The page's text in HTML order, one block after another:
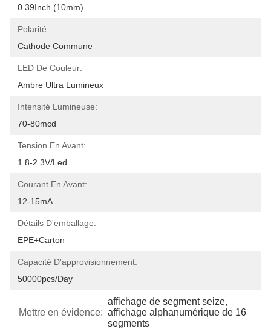
0.39Inch (10mm)
Polarité:
Cathode Commune
LED De Couleur:
Ambre Ultra Lumineux
Intensité Lumineuse:
70-80mcd
Tension En Avant:
1.8-2.3V/led
Courant En Avant:
12-15mA
Détails D'emballage:
EPE+carton
Capacité D'approvisionnement:
50000pcs/day
Mettre en évidence:
affichage de segment seize,
affichage alphanumérique de 16
segments